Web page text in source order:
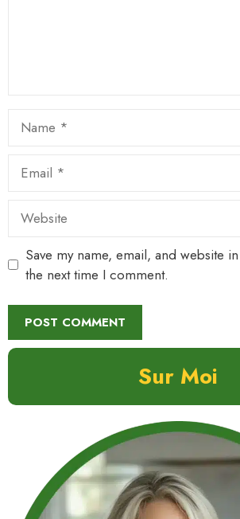
Website
Save my name, email, and website
the next time I comment.
Sur Moi